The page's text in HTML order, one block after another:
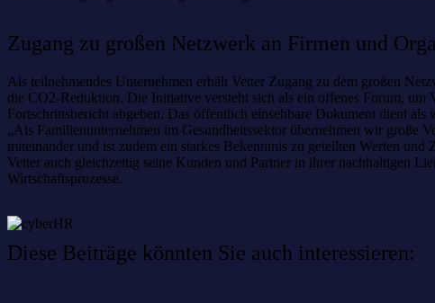
Zugang zu großen Netzwerk an Firmen und
Als teilnehmendes Unternehmen erhält Vetter Zugang zu dem großen
die CO2-Reduktion. Die Initiative versteht sich als ein offenes Forum, um
Fortschrittsbericht abgeben. Das öffentlich einsehbare Dokument dient
„Als Familienunternehmen im Gesundheitssektor übernehmen wir
miteinander und ist zudem ein starkes Bekenntnis zu geteilten Werten
Vetter auch gleichzeitig seine Kunden und Partner in ihrer nachhaltigen
Wirtschaftsprozesse.
Diese Beiträge könnten Sie auch interessieren: